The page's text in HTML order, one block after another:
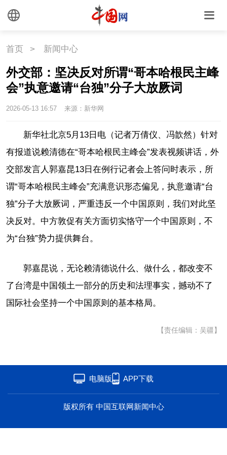
中国关键词
文化
文化 文创 艺术
中国瓷
国情
海洋
联盟 心理 老年
首页 > 新闻中心
外交部：坚决反对所谓“哥本哈根民主峰
会”执意邀请“台独”分子大放厥词
2026-05-13 16:57 来源：新华网
新华社北京5月13日电（记者万倩仪、冯歆然）针对
有报道说赖清德在“哥本哈根民主峰会”发表视频讲话，外
交部发言人郭嘉昆13日在例行记者会上答问时表示，所
谓“哥本哈根民主峰会”充满意识形态偏见，执意邀请“台
独”分子大放厥词，严重违反一个中国原则，我们对此坚
决反对。中方敦促有关方面切实恪守一个中国原则，不
为“台独”势力提供舞台。
郭嘉昆说，无论赖清德说什么、做什么，都改变不
了台湾是中国领土一部分的历史和法理事实，撼动不了
国际社会坚持一个中国原则的基本格局。
【责任编辑：吴疆】
电脑版 APP下载
版权所有 中国互联网新闻中心